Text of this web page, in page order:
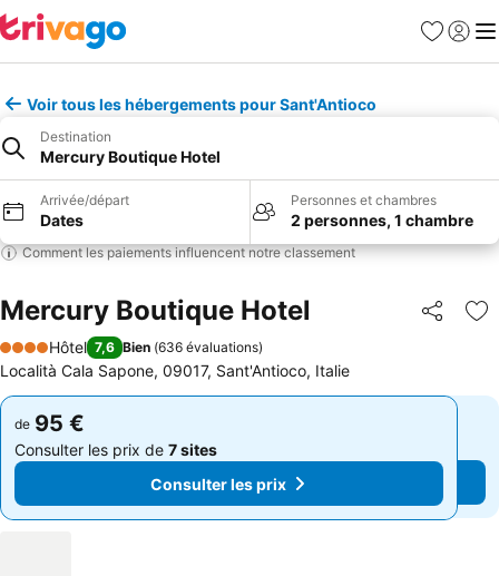
Favoris
Se
Voir tous les hébergements pour Sant'Antioco
Destination
Mercury Boutique Hotel
Arrivée/départ
Dates
Personnes et chambres
2 personnes, 1 chambre
Comment les paiements influencent notre classement
Mercury Boutique Hotel Partager
4 Étoiles
Hôtel 7,6 Bien (636 évaluations)
Località Cala Sapone, 09017, Sant'Antioco, Italie
de 95 €
Consulter les prix de 7 sites
Consulter les prix
de 95 €
Consulter les prix de 7 sites
Consulter les prix